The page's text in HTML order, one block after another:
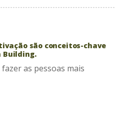
são conceitos-chave
Building.
as pessoas mais